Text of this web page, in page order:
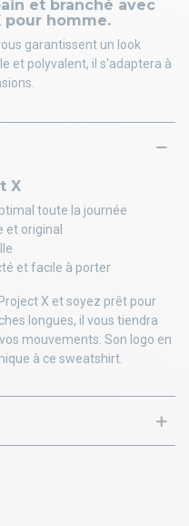
et branché avec
pour homme.
garantissent un look
et polyvalent, il s'adaptera à
X
toute la journée
et original
et facile à porter
X et soyez prêt pour
longues, il vous tiendra
mouvements. Son logo en
à ce sweatshirt.